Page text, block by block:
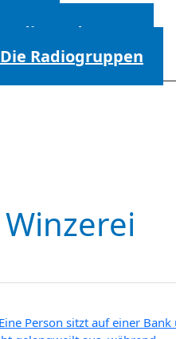
Radiosendungen
Die Radiogruppen
Winzerei